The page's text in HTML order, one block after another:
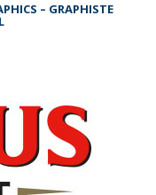
– GRAPHISTE